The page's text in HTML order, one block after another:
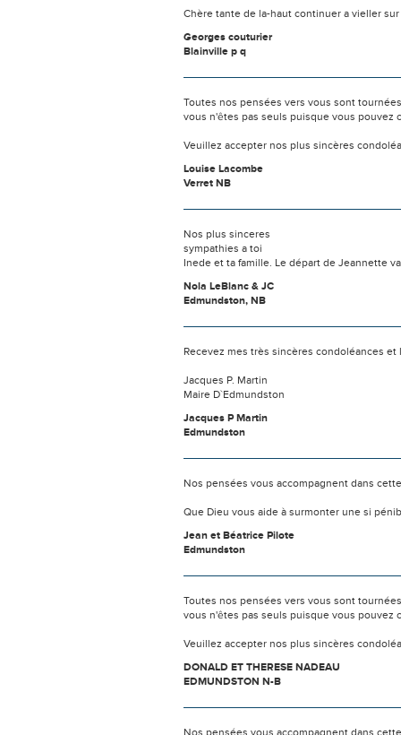
Chère tante de la-haut continuer a vieller
Georges couturier
Blainville p q
Toutes nos pensées vers vous sont
vous n'êtes pas seuls puisque vous pouvez
Veuillez accepter nos plus sincères
Louise Lacombe
Verret NB
Nos plus sinceres
sympathies a toi
Inede et ta famille. Le départ de Jeannette
Nola LeBlanc & JC
Edmundston, NB
Recevez mes très sincères condoléances
Jacques P. Martin
Maire D`Edmundston
Jacques P Martin
Edmundston
Nos pensées vous accompagnent dans
Que Dieu vous aide à surmonter une si
Jean et Béatrice Pilote
Edmundston
Toutes nos pensées vers vous sont
vous n'êtes pas seuls puisque vous pouvez
Veuillez accepter nos plus sincères
DONALD ET THERESE NADEAU
EDMUNDSTON N-B